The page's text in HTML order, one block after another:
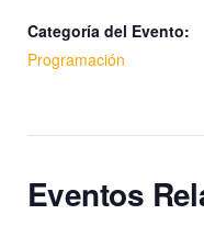
Categoría del Evento:
Programación
Eventos